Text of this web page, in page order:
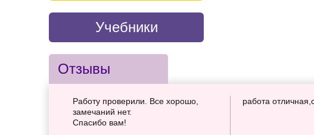
Учебники
Отзывы
Работу проверили. Все хорошо,
замечаний нет.
Спасибо вам!
работа